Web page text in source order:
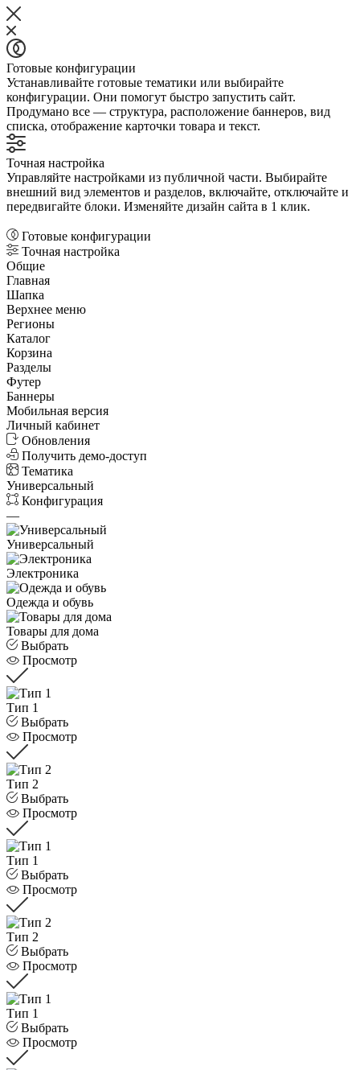
Готовые конфигурации
Устанавливайте готовые тематики или выбирайте
конфигурации. Они помогут быстро запустить сайт.
Продумано все — структура, расположение баннеров, вид
списка, отображение карточки товара и текст.
Точная настройка
Управляйте настройками из публичной части. Выбирайте
внешний вид элементов и разделов, включайте, отключайте и
передвигайте блоки. Изменяйте дизайн сайта в 1 клик.
Готовые конфигурации
Точная настройка
Общие
Главная
Шапка
Верхнее меню
Регионы
Каталог
Корзина
Разделы
Футер
Баннеры
Мобильная версия
Личный кабинет
Обновления
Получить демо-доступ
Тематика
Универсальный
Конфигурация
—
Универсальный
Электроника
Одежда и обувь
Товары для дома
Выбрать
Просмотр
Тип 1
Выбрать
Просмотр
Тип 2
Выбрать
Просмотр
Тип 1
Выбрать
Просмотр
Тип 2
Выбрать
Просмотр
Тип 1
Выбрать
Просмотр